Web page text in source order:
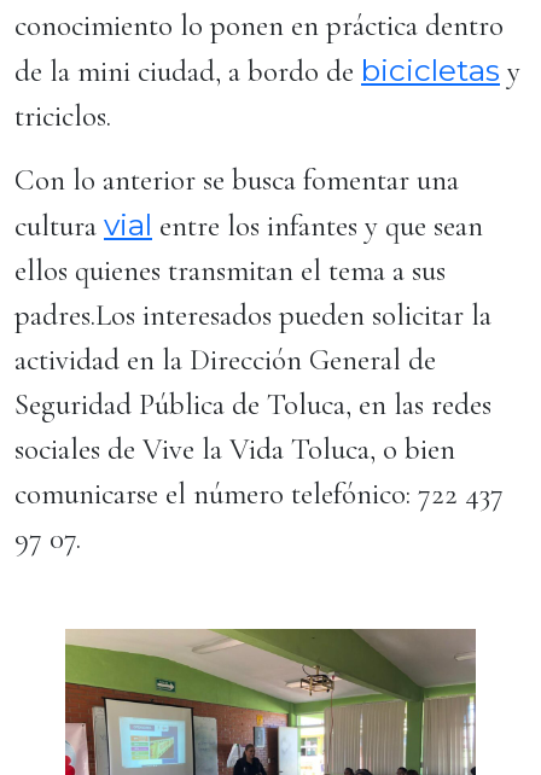
conocimiento lo ponen en práctica dentro
de la mini ciudad, a bordo de bicicletas y
triciclos.
Con lo anterior se busca fomentar una
cultura vial entre los infantes y que sean
ellos quienes transmitan el tema a sus
padres.Los interesados pueden solicitar la
actividad en la Dirección General de
Seguridad Pública de Toluca, en las redes
sociales de Vive la Vida Toluca, o bien
comunicarse el número telefónico: 722 437
97 07.